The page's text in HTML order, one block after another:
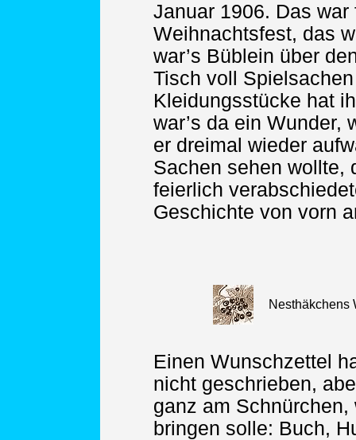
Januar 1906. Das
Weihnachtsfest, das
war’s Büblein über
Tisch voll
Kleidungsstücke hat
war’s da ein Wunder,
er dreimal wieder
Sachen sehen wollte,
feierlich
Geschichte von vorn
Nesthäkchens
Einen Wunschzettel
nicht geschrieben,
ganz am
bringen solle: Buch,